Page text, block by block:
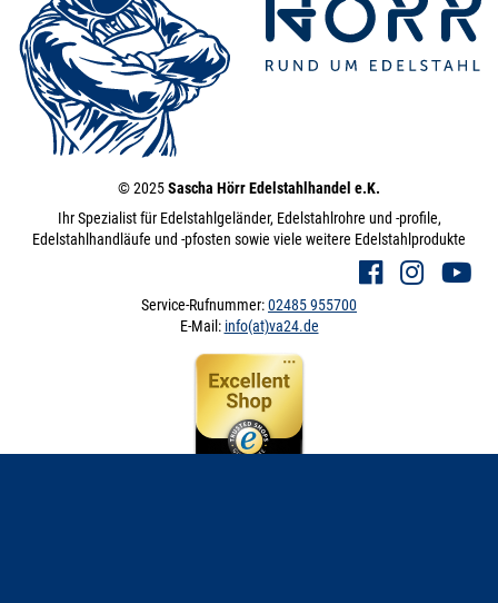
© 2025Sascha Hörr Edelstahlhandel e.K.
Ihr Spezialist für Edelstahlgeländer, Edelstahlrohre und -profile,
Edelstahlhandläufe und -pfosten sowie viele weitere Edelstahlprodukte
Service-Rufnummer:02485 955700
E-Mail: info(at)va24.de